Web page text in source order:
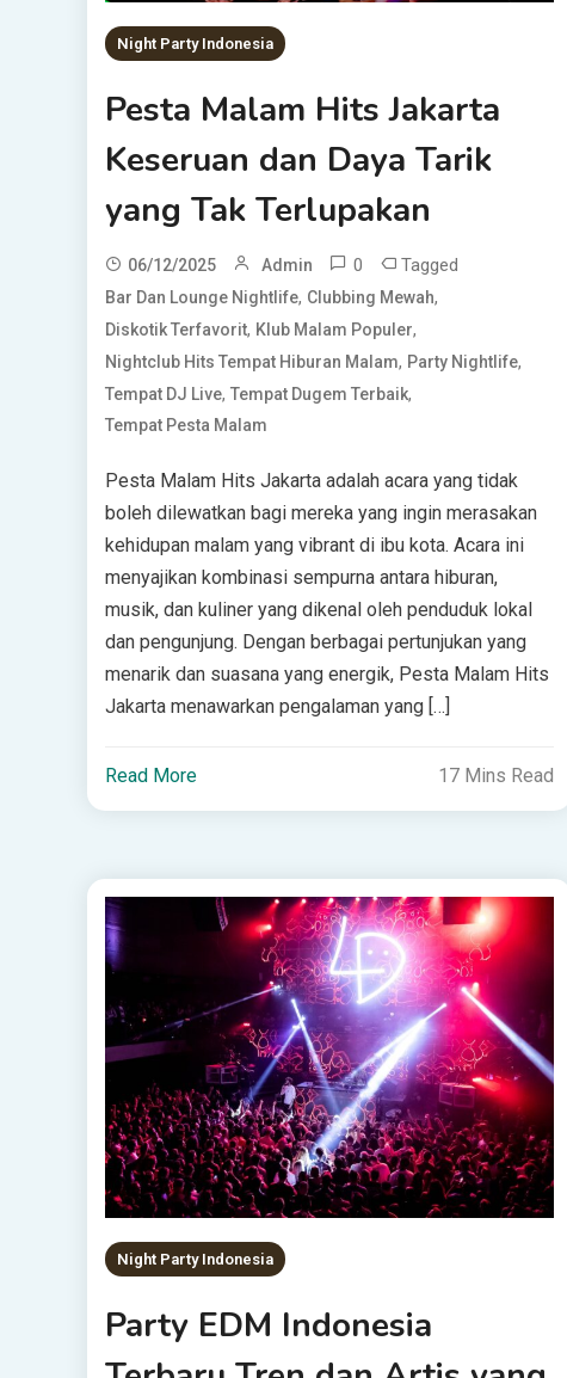
Night Party Indonesia
Pesta Malam Hits Jakarta
Keseruan dan Daya Tarik
yang Tak Terlupakan
06/12/2025 Admin 0 Tagged
Bar Dan Lounge Nightlife, Clubbing Mewah,
Diskotik Terfavorit, Klub Malam Populer,
Nightclub Hits Tempat Hiburan Malam, Party Nightlife,
Tempat DJ Live, Tempat Dugem Terbaik,
Tempat Pesta Malam
Pesta Malam Hits Jakarta adalah acara yang tidak
boleh dilewatkan bagi mereka yang ingin merasakan
kehidupan malam yang vibrant di ibu kota. Acara ini
menyajikan kombinasi sempurna antara hiburan,
musik, dan kuliner yang dikenal oleh penduduk lokal
dan pengunjung. Dengan berbagai pertunjukan yang
menarik dan suasana yang energik, Pesta Malam Hits
Jakarta menawarkan pengalaman yang […]
Read More 17 Mins Read
Night Party Indonesia
Party EDM Indonesia